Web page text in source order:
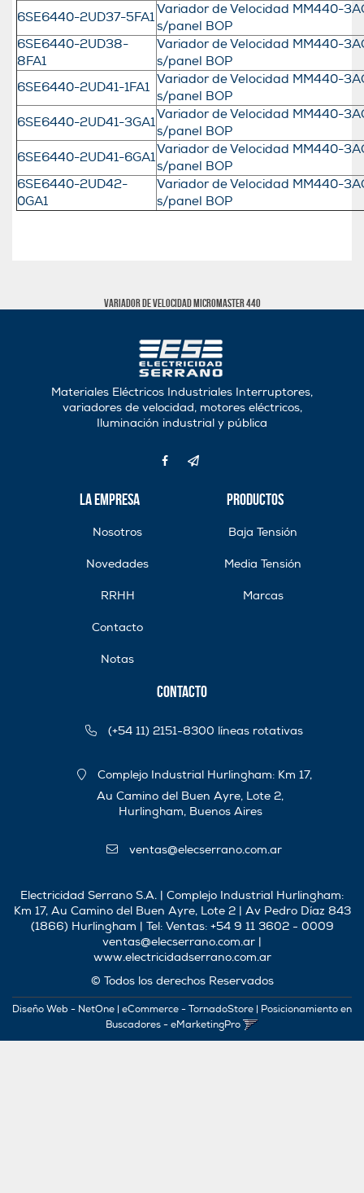
6SE6440-2UD37-5FA1
Variador de Velocidad MM440-
s/panel BOP
6SE6440-2UD38-
8FA1
Variador de Velocidad MM440-
s/panel BOP
6SE6440-2UD41-1FA1
Variador de Velocidad MM440-
s/panel BOP
6SE6440-2UD41-3GA1
Variador de Velocidad MM440-
s/panel BOP
6SE6440-2UD41-6GA1
Variador de Velocidad MM440-
s/panel BOP
6SE6440-2UD42-
0GA1
Variador de Velocidad MM440-
s/panel BOP
VARIADOR DE VELOCIDAD MICROMASTER 440
Materiales Eléctricos Industriales Interruptores,
variadores de velocidad, motores eléctricos,
Iluminación industrial y pública
La Empresa
Nosotros
Novedades
RRHH
Contacto
Notas
Productos
Baja Tensión
Media Tensión
Marcas
Contacto
(+54 11) 2151-8300 líneas rotativas
Complejo Industrial Hurlingham: Km 17,
Au Camino del Buen Ayre, Lote 2,
Hurlingham, Buenos Aires
ventas@elecserrano.com.ar
Electricidad Serrano S.A. | Complejo Industrial Hurlingham:
Km 17, Au Camino del Buen Ayre, Lote 2 | Av Pedro Díaz 843
(1866) Hurlingham | Tel: Ventas: +54 9 11 3602 - 0009
ventas@elecserrano.com.ar |
www.electricidadserrano.com.ar
© Todos los derechos Reservados
Diseño Web - NetOne | eCommerce - TornadoStore | Posicionamiento en
Buscadores - eMarketingPro